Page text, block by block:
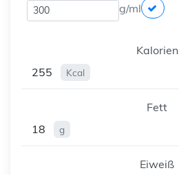
g/ml
Kalorien
255
Kcal
Fett
18
g
Eiweiß